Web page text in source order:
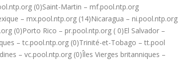
(0)Saint-Martin – mf.pool.ntp.org
– mx.pool.ntp.org (14)Nicaragua – ni.pool.ntp.org
(0)Porto Rico – pr.pool.ntp.org ( 0)El Salvador –
– tc.pool.ntp.org (0)Trinité-et-Tobago – tt.pool
– vc.pool.ntp.org (0)Îles Vierges britanniques –